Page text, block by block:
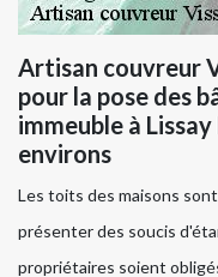
Artisan couvreur
pour la pose des
immeuble à
environs
Les toits des maisons
présenter des soucis
propriétaires soient